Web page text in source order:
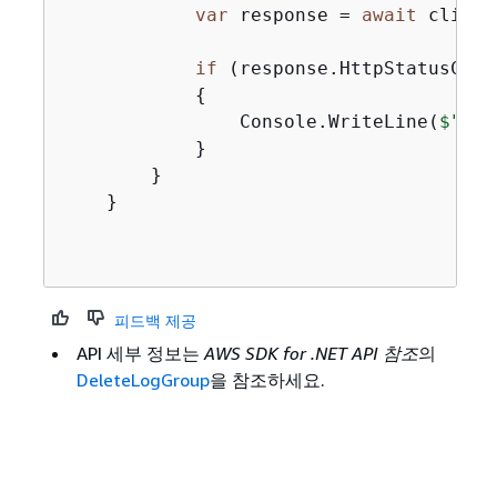
var response = await
if
{
                Console.WriteLine(
            }
        }
    }
피드백 제공
API 세부 정보는AWS SDK for .NET API 참조의
DeleteLogGroup을 참조하세요.